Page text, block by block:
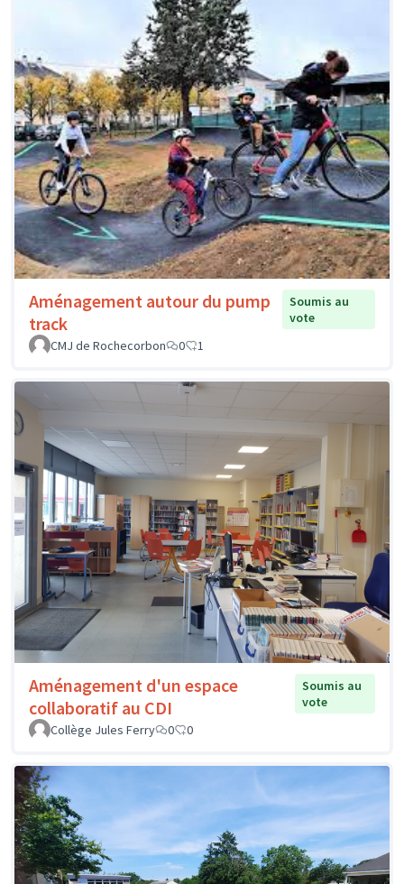
Aménagement autour du pump
track
Soumis au
vote
CMJ de Rochecorbon
0 1
Aménagement d'un espace
collaboratif au CDI
Soumis au
vote
Collège Jules Ferry
0 0